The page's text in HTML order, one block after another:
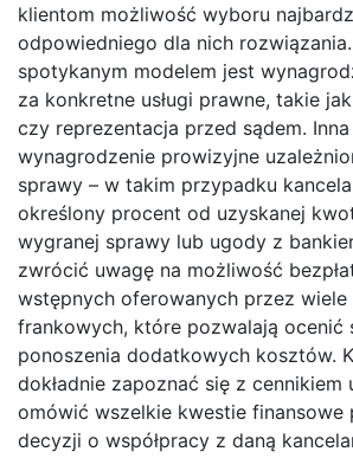
klientom możliwość wyboru
odpowiedniego dla nich
spotykanym modelem jest
za konkretne usługi prawne, takie
czy reprezentacja przed sądem.
wynagrodzenie prowizyjne
sprawy – w takim przypadku
określony procent od uzyskanej
wygranej sprawy lub ugody z
zwrócić uwagę na możliwość
wstępnych oferowanych przez wiele
frankowych, które pozwalają ocenić
ponoszenia dodatkowych kosztów.
dokładnie zapoznać się z cennikiem
omówić wszelkie kwestie finansowe
decyzji o współpracy z daną